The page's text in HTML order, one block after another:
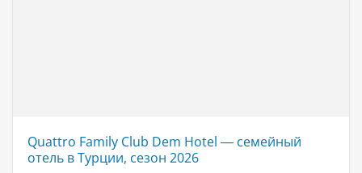
Quattro Family Club Dem Hotel — семейный
отель в Турции, сезон 2026